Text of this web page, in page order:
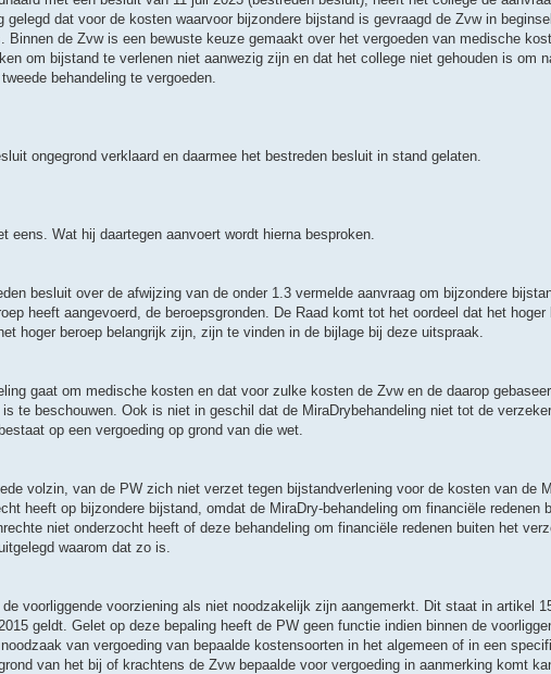
dat voor de kosten waarvoor bijzondere bijstand is gevraagd de Zvw in
de Zvw is een bewuste keuze gemaakt over het vergoeden van medische
om bijstand te verlenen niet aanwezig zijn en dat het college niet gehouden is om
behandeling te vergoeden.
ongegrond verklaard en daarmee het bestreden besluit in stand gelaten.
Wat hij daartegen aanvoert wordt hierna besproken.
besluit over de afwijzing van de onder 1.3 vermelde aanvraag om bijzondere
heeft aangevoerd, de beroepsgronden. De Raad komt tot het oordeel dat het hoger
hoger beroep belangrijk zijn, zijn te vinden in de bijlage bij deze uitspraak.
gaat om medische kosten en dat voor zulke kosten de Zvw en de daarop
te beschouwen. Ook is niet in geschil dat de MiraDrybehandeling niet tot de
op een vergoeding op grond van die wet.
volzin, van de PW zich niet verzet tegen bijstandverlening voor de kosten van de
heeft op bijzondere bijstand, omdat de MiraDry-behandeling om financiële redenen
niet onderzocht heeft of deze behandeling om financiële redenen buiten het
waarom dat zo is.
voorliggende voorziening als niet noodzakelijk zijn aangemerkt. Dit staat in artikel
geldt. Gelet op deze bepaling heeft de PW geen functie indien binnen de
van vergoeding van bepaalde kostensoorten in het algemeen of in een
van het bij of krachtens de Zvw bepaalde voor vergoeding in aanmerking komt